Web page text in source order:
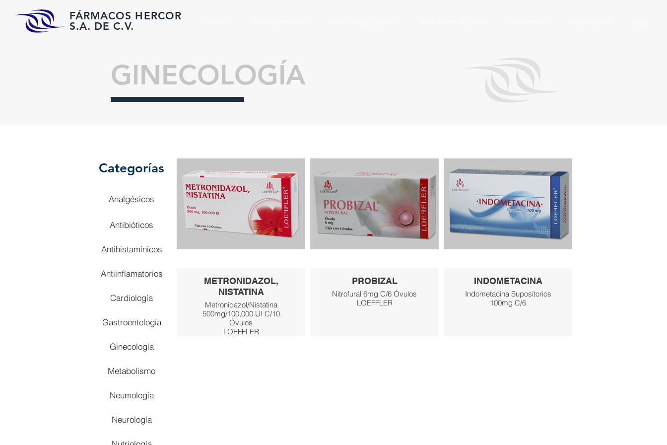
FÁRMACOS HERCOR
S.A. DE C.V.
GINECOLOGÍA
Categorías
Analgésicos
Antibióticos
Antihistamínicos
Antiinflamatorios
Cardiología
Gastroentelogía
Ginecología
Metabolismo
Neumología
Neurología
METRONIDAZOL,
NISTATINA
Metronidazol/Nistatina
500mg/100,000 UI C/10
Óvulos
LOEFFLER
PROBIZAL
Nitrofural 6mg C/6 Óvulos
LOEFFLER
INDOMETACINA
Indometacina Supositorios
100mg C/6